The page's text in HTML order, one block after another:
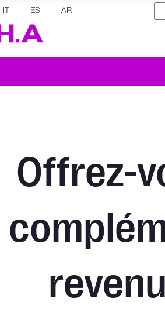
ES AR
Offrez-